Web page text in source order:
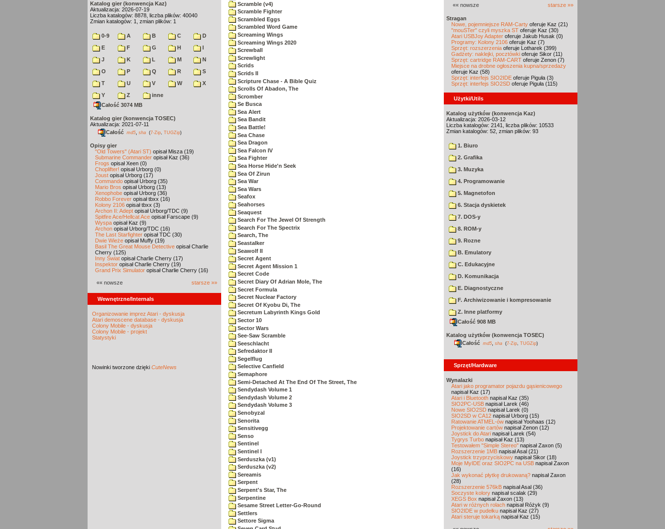
Katalog gier (konwencja Kaz)
Aktualizacja: 2026-07-19
Liczba katalogów: 8878, liczba plików: 40040
Zmian katalogów: 1, zmian plików: 1
0-9 A B C
D
E
F G H
I
J
K L M
N
O
P Q R
S
T
U V W
X
Y
Z
inne
Całość 3074 MB
Katalog gier (konwencja TOSEC)
Aktualizacja: 2021-07-11
Całość md5 sha (7-Zip TUGZip)
Opisy gier
"Old Towers" (Atari ST) opisał Misza (19)
Submarine Commander opisał Kaz (36)
Frogs opisał Xeen (0)
Choplifter! opisał Urborg (0)
Joust opisał Urborg (17)
Commando opisał Urborg (35)
Mario Bros opisał Urborg (13)
Xenophobe opisał Urborg (36)
Robbo Forever opisał tbxx (16)
Kolony 2106 opisał tbxx (3)
Archon II: Adept opisał Urborg/TDC (9)
Spitfire Ace/Hellcat Ace opisał Farscape (9)
Wyspa opisał Kaz (9)
Archon opisał Urborg/TDC (16)
The Last Starfighter opisał TDC (30)
Dwie Wieże opisał Muffy (19)
Basil The Great Mouse Detective opisał Charlie
Cherry (125)
Inny Świat opisał Charlie Cherry (17)
Inspektor opisał Charlie Cherry (19)
Grand Prix Simulator opisał Charlie Cherry (16)
«« nowsze starsze »»
Wewnętrzne/Internals
Organizowanie imprez Atari - dyskusja
Atari demoscene database - dyskusja
Colony Mobile - dyskusja
Colony Mobile - projekt
Statystyki
Nowinki tworzone dzięki CuteNews
Scramble (v4)
Scramble Fighter
Scrambled Eggs
Scrambled Word Game
Screaming Wings
Screaming Wings 2020
Screwball
Screwlight
Scrids
Scrids II
Scripture Chase - A Bible Quiz
Scrolls Of Abadon, The
Scromber
Se Busca
Sea Alert
Sea Bandit
Sea Battle!
Sea Chase
Sea Dragon
Sea Falcon IV
Sea Fighter
Sea Horse Hide'n Seek
Sea Of Zirun
Sea War
Sea Wars
Seafox
Seahorses
Seaquest
Search For The Jewel Of Strength
Search For The Spectrix
Search, The
Seastalker
Seawolf II
Secret Agent
Secret Agent Mission 1
Secret Code
Secret Diary Of Adrian Mole, The
Secret Formula
Secret Nuclear Factory
Secret Of Kyobu Di, The
Secretum Labyrinth Kings Gold
Sector 10
Sector Wars
See-Saw Scramble
Seeschlacht
Sefredaktor II
Segelflug
Selective Canfield
Semaphore
Semi-Detached At The End Of The Street, The
Sendydash Volume 1
Sendydash Volume 2
Sendydash Volume 3
Senobyzal
Senorita
Sensitivegg
Senso
Sentinel
Sentinel I
Serduszka (v1)
Serduszka (v2)
Sereamis
Serpent
Serpent's Star, The
Serpentine
Sesame Street Letter-Go-Round
Settlers
Settore Sigma
«« nowsze starsze »»
Stragan
Nowe, pojemniejsze RAM-Carty oferuje Kaz (21)
"mouSTer" czyli myszka ST oferuje Kaz (30)
Atari USBJoy Adapter oferuje Jakub Husak (0)
Programy: Kolony 2106 oferuje Kaz (7)
Sprzęt: rozszerzenia oferuje Lotharek (399)
Gadżety: naklejki, pocztówki oferuje Sikor (11)
Sprzęt: cartridge RAM-CART oferuje Zenon (7)
Miejsce na drobne ogłoszenia kupna/sprzedaży
oferuje Kaz (58)
Sprzęt: interfejs SIO2IDE oferuje Piguła (3)
Sprzęt: interfejs SIO2SD oferuje Piguła (115)
Użytki/Utils
Katalog użytków (konwencja Kaz)
Aktualizacja: 2026-03-12
Liczba katalogów: 2141, liczba plików: 10533
Zmian katalogów: 52, zmian plików: 93
1. Biuro
2. Grafika
3. Muzyka
4. Programowanie
5. Magnetofon
6. Stacja dyskietek
7. DOS-y
8. ROM-y
9. Rozne
B. Emulatory
C. Edukacyjne
D. Komunikacja
E. Diagnostyczne
F. Archiwizowanie i kompresowanie
Z. Inne platformy
Całość 908 MB
Katalog użytków (konwencja TOSEC)
Całość md5 sha (7-Zip TUGZip)
Sprzęt/Hardware
Wynalazki
Atari jako programator pojazdu gąsienicowego
napisał Kaz (17)
Atari i Bluetooth napisał Kaz (35)
SIO2PC-USB napisał Larek (46)
Nowe SIO2SD napisał Larek (0)
SIO2SD w CA12 napisał Urborg (15)
Ratowanie ATMEL-ów napisał Yoohaas (12)
Projektowanie cartów napisał Zenon (12)
Joystick do Atari napisał Larek (54)
Tygrys Turbo napisał Kaz (13)
Testowałem "Simple Stereo" napisał Zaxon (5)
Rozszerzenie 1MB napisał Asal (21)
Joystick trzyprzyciskowy napisał Sikor (18)
Moje MyIDE oraz SIO2PC na USB napisał Zaxon
(16)
Jak wykonać płytkę drukowaną? napisał Zaxon
(28)
Rozszerzenie 576kB napisał Asal (36)
Soczyste kolory napisał scalak (29)
XEGS Box napisał Zaxon (13)
Atari w różnych rolach napisał Różyk (9)
SIO2IDE w pudełku napisał Kaz (27)
Atari steruje tokarką napisał Kaz (15)